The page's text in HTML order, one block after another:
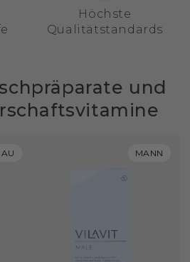
Höchste
Qualitätstandards
und
MANN